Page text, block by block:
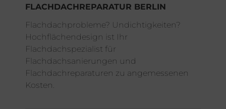
FLACHDACHREPARATUR BERLIN
Flachdachprobleme? Undichtigkeiten?
Hochflächendesign ist Ihr
Flachdachspezialist für
Flachdachsanierungen und
Flachdachreparaturen zu angemessenen
Kosten.